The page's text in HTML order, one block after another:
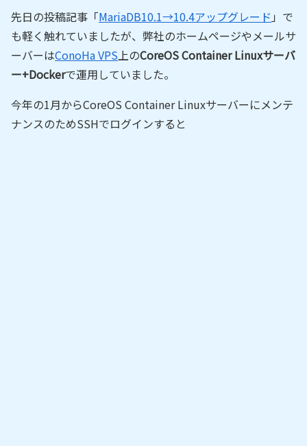
先日の投稿記事「MariaDB10.1→10.4アップグレード 」で
も軽く触れていましたが、弊社のホームページやメールサ
ーバーはConoHa VPS上のCoreOS Container Linuxサーバ
ー+Dockerで運用していました。
今年の1月からCoreOS Container Linuxサーバーにメンテ
ナンスのためSSHでログインすると